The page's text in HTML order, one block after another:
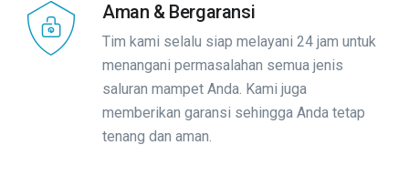
Aman & Bergaransi
Tim kami selalu siap melayani 24 jam untuk
menangani permasalahan semua jenis
saluran mampet Anda. Kami juga
memberikan garansi sehingga Anda tetap
tenang dan aman.